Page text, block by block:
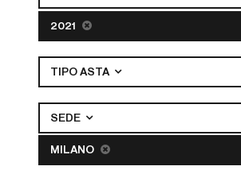
2021
TIPO ASTA
SEDE
MILANO